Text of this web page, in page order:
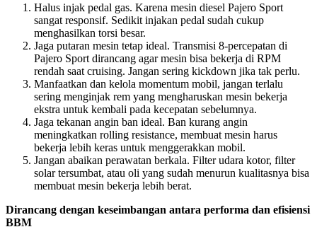
Halus injak pedal gas. Karena mesin diesel Pajero Sport
sangat responsif. Sedikit injakan pedal sudah cukup
menghasilkan torsi besar.
Jaga putaran mesin tetap ideal. Transmisi 8-percepatan di
Pajero Sport dirancang agar mesin bisa bekerja di RPM
rendah saat cruising. Jangan sering kickdown jika tak perlu.
Manfaatkan dan kelola momentum mobil, jangan terlalu
sering menginjak rem yang mengharuskan mesin bekerja
ekstra untuk kembali pada kecepatan sebelumnya.
Jaga tekanan angin ban ideal. Ban kurang angin
meningkatkan rolling resistance, membuat mesin harus
bekerja lebih keras untuk menggerakkan mobil.
Jangan abaikan perawatan berkala. Filter udara kotor, filter
solar tersumbat, atau oli yang sudah menurun kualitasnya bisa
membuat mesin bekerja lebih berat.
Dirancang dengan keseimbangan antara performa dan efisiensi
BBM